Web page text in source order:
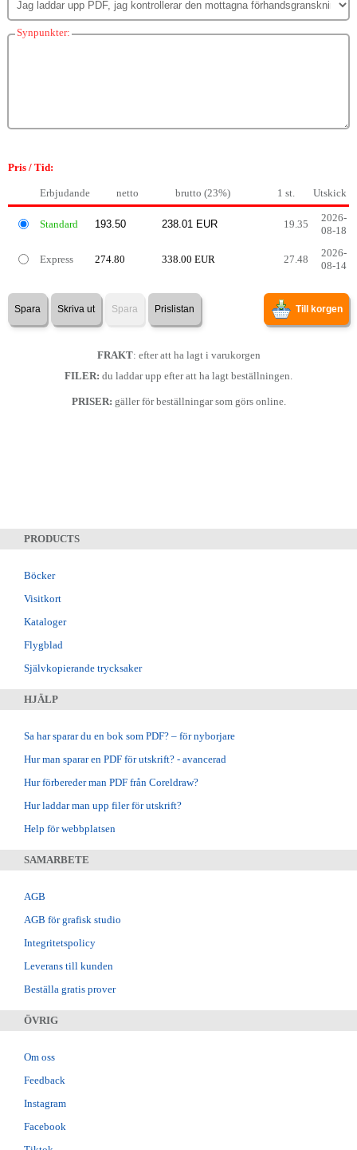
Synpunkter:
Pris / Tid:
Erbjudande netto brutto (23%) 1 st. Utskick
Standard 19.35
2026-
08-18
Express 274.80 338.00 EUR 27.48
2026-
08-14
Spara Skriva ut Spara Prislistan Till korgen
FRAKT: efter att ha lagt i varukorgen
FILER: du laddar upp efter att ha lagt beställningen.
PRISER: gäller för beställningar som görs online.
PRODUCTS
Böcker
Visitkort
Kataloger
Flygblad
Självkopierande trycksaker
HJÄLP
Sa har sparar du en bok som PDF? – för nyborjare
Hur man sparar en PDF för utskrift? - avancerad
Hur förbereder man PDF från Coreldraw?
Hur laddar man upp filer för utskrift?
Help för webbplatsen
SAMARBETE
AGB
AGB för grafisk studio
Integritetspolicy
Leverans till kunden
Beställa gratis prover
ÖVRIG
Om oss
Feedback
Instagram
Facebook